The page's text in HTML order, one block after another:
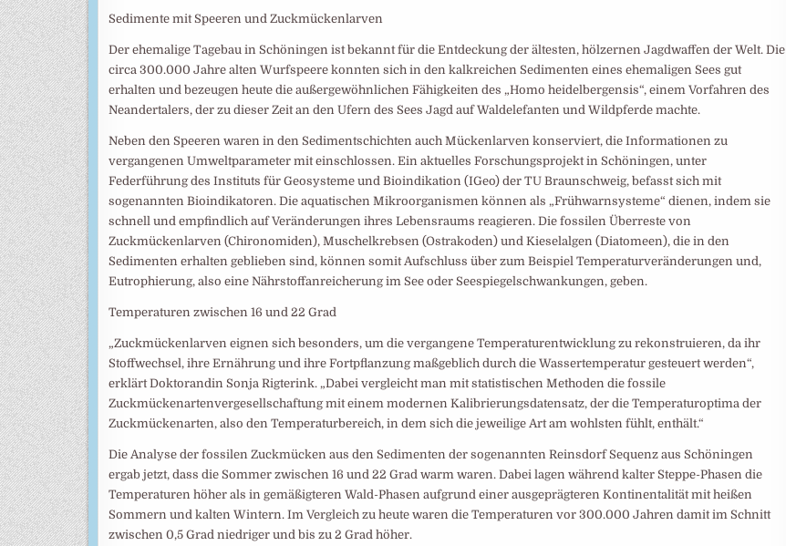
Sedimente mit Speeren und Zuckmückenlarven
Der ehemalige Tagebau in Schöningen ist bekannt für die Entdeckung der ältesten, hölzernen Jagdwaffen der Welt. Die
circa 300.000 Jahre alten Wurfspeere konnten sich in den kalkreichen Sedimenten eines ehemaligen Sees gut
erhalten und bezeugen heute die außergewöhnlichen Fähigkeiten des „Homo heidelbergensis“, einem Vorfahren des
Neandertalers, der zu dieser Zeit an den Ufern des Sees Jagd auf Waldelefanten und Wildpferde machte.
Neben den Speeren waren in den Sedimentschichten auch Mückenlarven konserviert, die Informationen zu
vergangenen Umweltparameter mit einschlossen. Ein aktuelles Forschungsprojekt in Schöningen, unter
Federführung des Instituts für Geosysteme und Bioindikation (IGeo) der TU Braunschweig, befasst sich mit
sogenannten Bioindikatoren. Die aquatischen Mikroorganismen können als „Frühwarnsysteme“ dienen, indem sie
schnell und empfindlich auf Veränderungen ihres Lebensraums reagieren. Die fossilen Überreste von
Zuckmückenlarven (Chironomiden), Muschelkrebsen (Ostrakoden) und Kieselalgen (Diatomeen), die in den
Sedimenten erhalten geblieben sind, können somit Aufschluss über zum Beispiel Temperaturveränderungen und,
Eutrophierung, also eine Nährstoffanreicherung im See oder Seespiegelschwankungen, geben.
Temperaturen zwischen 16 und 22 Grad
„Zuckmückenlarven eignen sich besonders, um die vergangene Temperaturentwicklung zu rekonstruieren, da ihr
Stoffwechsel, ihre Ernährung und ihre Fortpflanzung maßgeblich durch die Wassertemperatur gesteuert werden“,
erklärt Doktorandin Sonja Rigterink. „Dabei vergleicht man mit statistischen Methoden die fossile
Zuckmückenartenvergesellschaftung mit einem modernen Kalibrierungsdatensatz, der die Temperaturoptima der
Zuckmückenarten, also den Temperaturbereich, in dem sich die jeweilige Art am wohlsten fühlt, enthält.“
Die Analyse der fossilen Zuckmücken aus den Sedimenten der sogenannten Reinsdorf Sequenz aus Schöningen
ergab jetzt, dass die Sommer zwischen 16 und 22 Grad warm waren. Dabei lagen während kalter Steppe-Phasen die
Temperaturen höher als in gemäßigteren Wald-Phasen aufgrund einer ausgeprägteren Kontinentalität mit heißen
Sommern und kalten Wintern. Im Vergleich zu heute waren die Temperaturen vor 300.000 Jahren damit im Schnitt
zwischen 0,5 Grad niedriger und bis zu 2 Grad höher.